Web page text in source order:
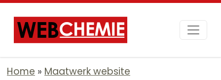
Home Maatwerk website